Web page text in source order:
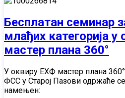
Бесплатан семинар
млађих категорија
мастер плана 360°
У оквиру ЕХФ мастер плана
ФСС у Старој Пазови одржаће
намењен: